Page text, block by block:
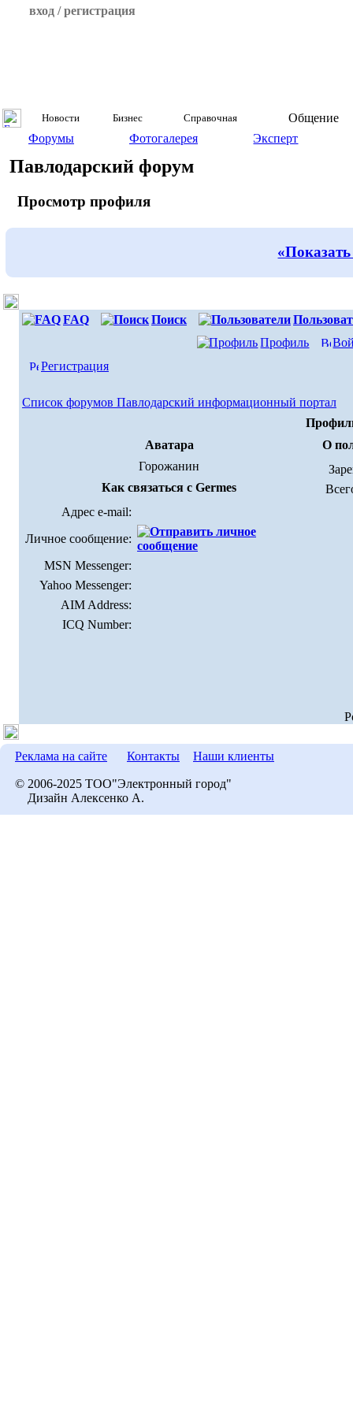
вход / регистрация
Новости Бизнес Справочная
Общение
Форумы
Фотогалерея Эксперт
Павлодарский форум
Просмотр профиля
FAQ Поиск
Профиль
Регистрация
Список форумов Павлодарский информационный портал
Аватара
О
Горожанин
Как связаться с Germes
Адрес e-mail:
Личное сообщение:
MSN Messenger:
Yahoo Messenger:
AIM Address:
ICQ Number:
Реклама на сайте Контакты Наши клиенты
© 2006-2025 ТОО"Электронный город"
Дизайн Алексенко А.